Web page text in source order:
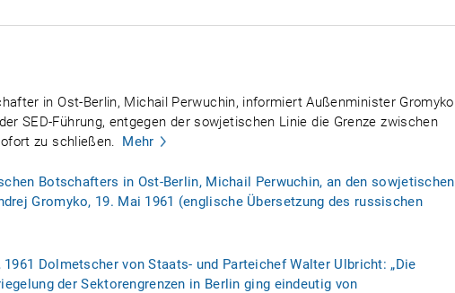
in Ost-Berlin, Michail Perwuchin, informiert Außenminister Gromyko
SED-Führung, entgegen der sowjetischen Linie die Grenze zwischen
zu schließen. Mehr
Botschafters in Ost-Berlin, Michail Perwuchin, an den sowjetischen
Gromyko, 19. Mai 1961 (englische Übersetzung des russischen
1961 Dolmetscher von Staats- und Parteichef Walter Ulbricht: „Die
der Sektorengrenzen in Berlin ging eindeutig von